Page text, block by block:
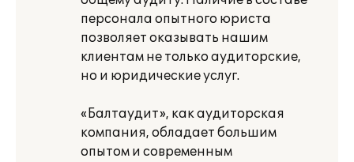
персонала опытного юриста
позволяет оказывать нашим
клиентам не только аудиторские,
но и юридические услуг.
«Балтаудит», как аудиторская
компания, обладает большим
опытом и современным